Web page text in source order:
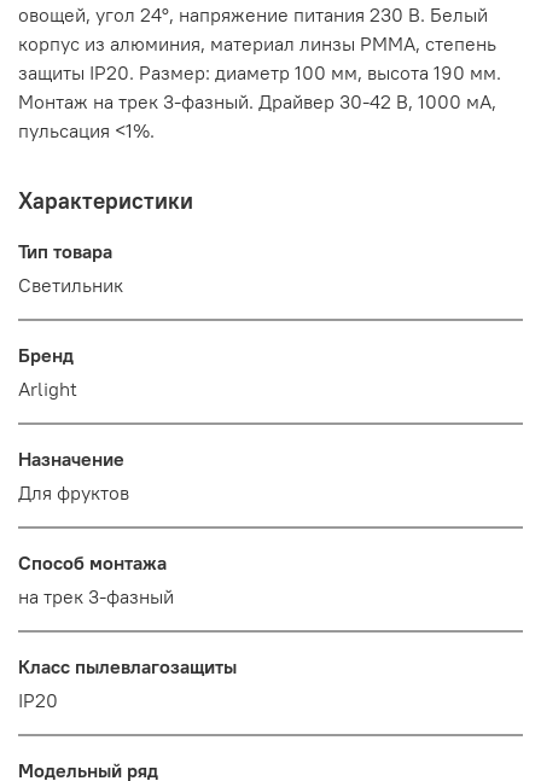
овощей, угол 24°, напряжение питания 230 В. Белый
корпус из алюминия, материал линзы PMMA, степень
защиты IP20. Размер: диаметр 100 мм, высота 190 мм.
Монтаж на трек 3-фазный. Драйвер 30-42 В, 1000 мА,
пульсация <1%.
Характеристики
Тип товара
Светильник
Бренд
Arlight
Назначение
Для фруктов
Способ монтажа
на трек 3-фазный
Класс пылевлагозащиты
IP20
Модельный ряд